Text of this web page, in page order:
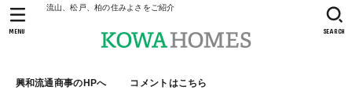
流山、松戸、柏の住みよさをご紹介
興和流通商事のHPへ コメントはこちら
SEARCH
MENU